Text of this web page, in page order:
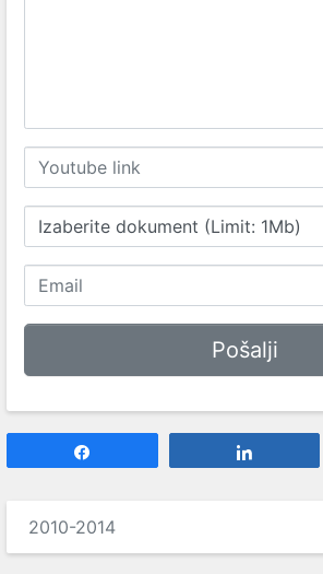
Izaberite dokument (Limit: 1Mb)
2010-2014